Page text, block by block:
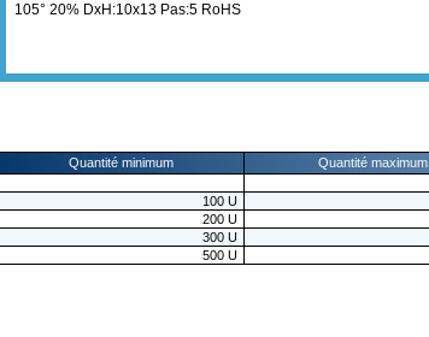
105° 20% DxH:10x13 Pas:5 RoHS
Quantité minimum Quantité maximum
100 U
200 U
300 U
500 U